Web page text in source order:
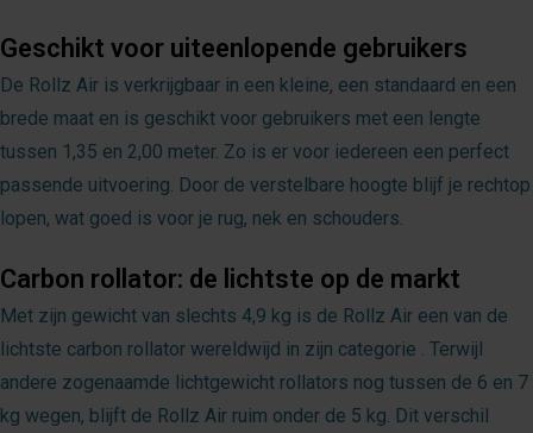
Geschikt voor uiteenlopende gebruikers
De Rollz Air is verkrijgbaar in een kleine, een standaard en een
brede maat en is geschikt voor gebruikers met een lengte
tussen 1,35 en 2,00 meter. Zo is er voor iedereen een perfect
passende uitvoering. Door de verstelbare hoogte blijf je rechtop
lopen, wat goed is voor je rug, nek en schouders.
Carbon rollator: de lichtste op de markt
Met zijn gewicht van slechts 4,9 kg is de Rollz Air een van de
lichtste carbon rollator wereldwijd in zijn categorie . Terwijl
andere zogenaamde lichtgewicht rollators nog tussen de 6 en 7
kg wegen, blijft de Rollz Air ruim onder de 5 kg. Dit verschil